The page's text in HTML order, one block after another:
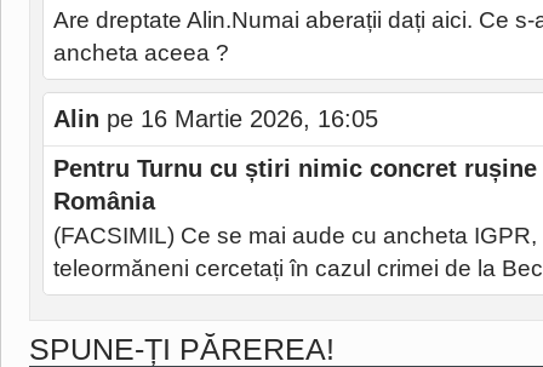
Are dreptate Alin.Numai aberații dați aici. Ce
ancheta aceea ?
Alin pe 16 Martie 2026, 16:05
Pentru Turnu cu știri nimic concret
România
(FACSIMIL) Ce se mai aude cu ancheta
teleormăneni cercetați în cazul crimei de la
SPUNE-ȚI PĂREREA!